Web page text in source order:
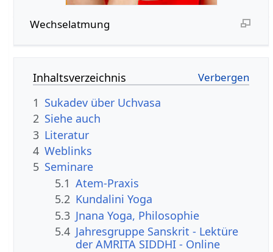
Wechselatmung
Inhaltsverzeichnis
1 Sukadev über Uchvasa
2 Siehe auch
3 Literatur
4 Weblinks
5 Seminare
5.1 Atem-Praxis
5.2 Kundalini Yoga
5.3 Jnana Yoga, Philosophie
5.4 Jahresgruppe Sanskrit - Lektüre
der AMRITA SIDDHI - Online